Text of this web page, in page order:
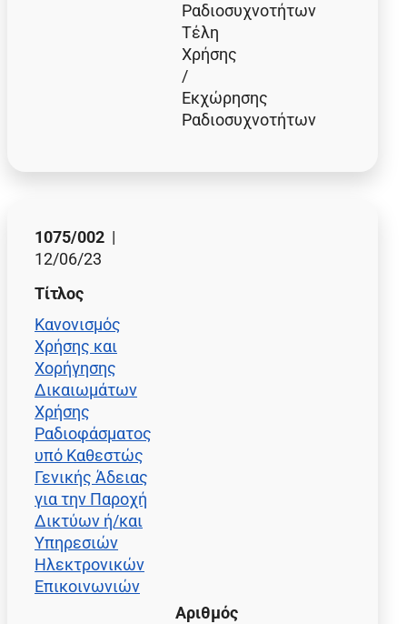
Ραδιοσυχνοτήτων
Τέλη
Χρήσης
/
Εκχώρησης
Ραδιοσυχνοτήτων
1075/002 |
12/06/23
Τίτλος
Κανονισμός
Χρήσης και
Χορήγησης
Δικαιωμάτων
Χρήσης
Ραδιοφάσματος
υπό Καθεστώς
Γενικής Άδειας
για την Παροχή
Δικτύων ή/και
Υπηρεσιών
Ηλεκτρονικών
Επικοινωνιών
Αριθμός